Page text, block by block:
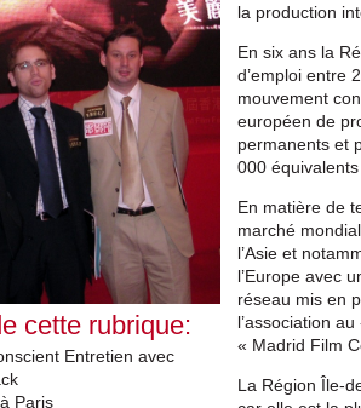
la production
En six ans la
d’emploi entre
mouvement
européen de
permanents et
000 équivalents
En matière de
marché
l’Asie et
l’Europe avec
réseau mis en
l’association
« Madrid Film
La Région Île-
cette rubrique:
Entretien avec
Paris